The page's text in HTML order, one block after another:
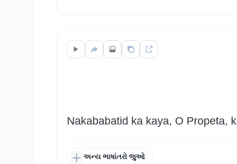
Nakababatid ka kaya, O Propeta,
અન્ય ભાષાંતરો જુઓ